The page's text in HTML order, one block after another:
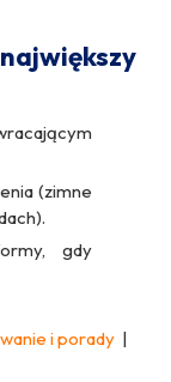
(zimne
gdy
i porady |